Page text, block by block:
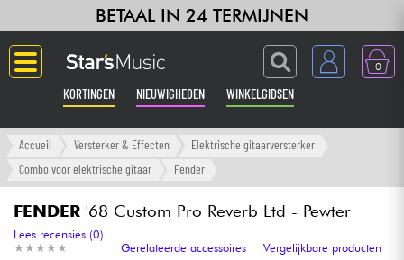
BETAAL IN 24 TERMIJNEN
0
KORTINGEN NIEUWIGHEDEN WINKELGIDSEN
Langue
Versterker & Effecten
Accueil Versterker & Effecten
Elektrische gitaarversterker
Combo voor elektrische gitaar
Fender
FENDER '68 Custom Pro Reverb Ltd - Pewter
★ ★ ★ ★ ★
★ ★ ★ ★ ★
Lees recensies (0)
Gerelateerde accessoires
Vergelijkbare producten